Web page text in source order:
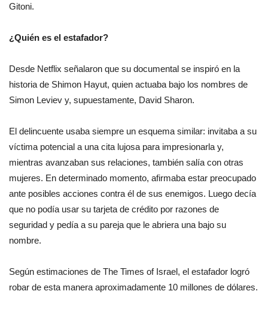
Gitoni.
¿Quién es el estafador?
Desde Netflix señalaron que su documental se inspiró en la
historia de Shimon Hayut, quien actuaba bajo los nombres de
Simon Leviev y, supuestamente, David Sharon.
El delincuente usaba siempre un esquema similar: invitaba a su
víctima potencial a una cita lujosa para impresionarla y,
mientras avanzaban sus relaciones, también salía con otras
mujeres. En determinado momento, afirmaba estar preocupado
ante posibles acciones contra él de sus enemigos. Luego decía
que no podía usar su tarjeta de crédito por razones de
seguridad y pedía a su pareja que le abriera una bajo su
nombre.
Según estimaciones de The Times of Israel, el estafador logró
robar de esta manera aproximadamente 10 millones de dólares.